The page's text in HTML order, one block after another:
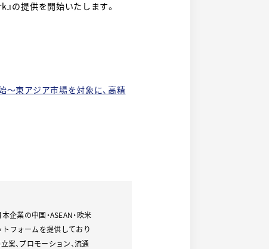
の提供を開始いたします。
東アジア市場を対象に、高精
企業の中国・ASEAN・欧米
フォームを提供しており
案、プロモーション、流通